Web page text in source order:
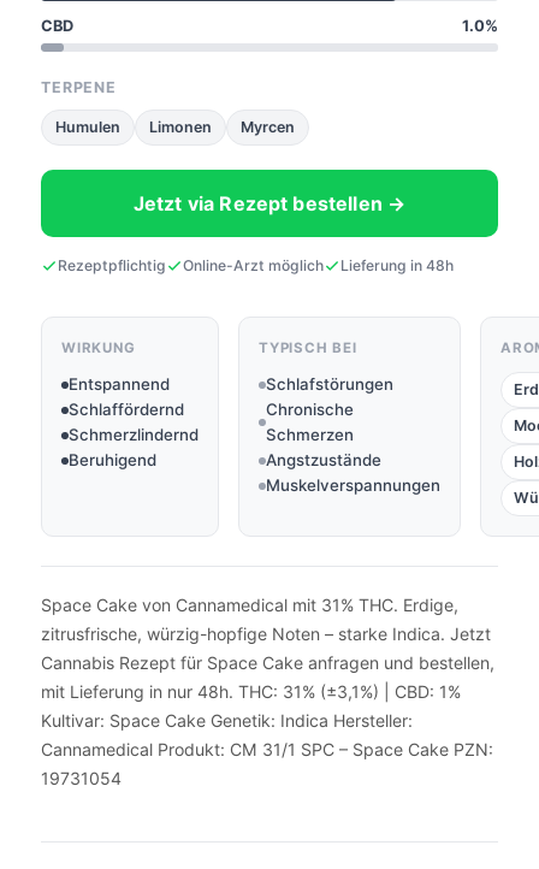
CBD 1.0%
TERPENE
Humulen Limonen Myrcen
Jetzt via Rezept bestellen →
Rezeptpflichtig Online-Arzt möglich Lieferung in 48h
WIRKUNG
Entspannend
Schlaffördernd
Schmerzlindernd
Beruhigend
TYPISCH BEI
Schlafstörungen
Chronische
Schmerzen
Angstzustände
Muskelverspannungen
Space Cake von Cannamedical mit 31% THC. Erdige,
zitrusfrische, würzig-hopfige Noten – starke Indica. Jetzt
Cannabis Rezept für Space Cake anfragen und bestellen,
mit Lieferung in nur 48h. THC: 31% (±3,1%) | CBD: 1%
Kultivar: Space Cake Genetik: Indica Hersteller:
Cannamedical Produkt: CM 31/1 SPC – Space Cake PZN:
19731054